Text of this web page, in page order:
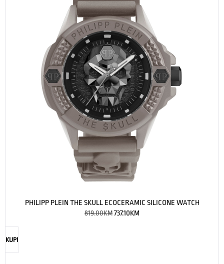
PHILIPP PLEIN THE SKULL ECOCERAMIC SILICONE WATCH
819.00KM737.10KM
KUPI